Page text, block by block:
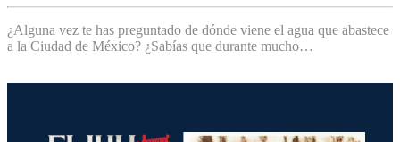
¿Alguna vez te has preguntado de dónde viene el agua que abastece
a la Ciudad de México? ¿Sabías que durante mucho…